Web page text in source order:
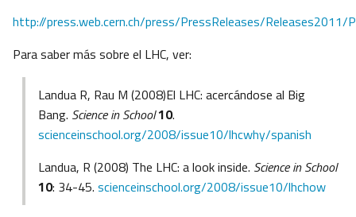
http://press.web.cern.ch/press/PressReleases/Releases2011/
Para saber más sobre el LHC, ver:
Landua R, Rau M (2008)El LHC: acercándose al Big
Bang. Science in School10.
scienceinschool.org/2008/issue10/lhcwhy/spanish
Landua, R (2008) The LHC: a look inside. Science in School
10: 34-45. scienceinschool.org/2008/issue10/lhchow